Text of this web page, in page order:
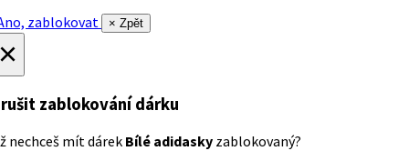
zablokovat
× Zpět
zablokování dárku
nechceš mít dárek Bílé adidasky zablokovaný?